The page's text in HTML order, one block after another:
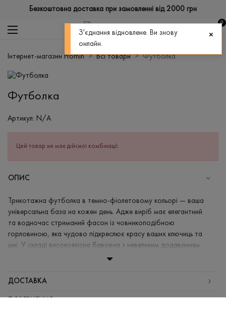
Безкоштовна доставка при замовленні від 2000 грн
0
Інтернет-магазин Promin Всі товари Футболка
Футболка
Артикул: N/A
Цей товар не має дійсної комбінації.
ОПИС
Трикотажна футболка в темно-фіолетовому кольорі — ваша
універсальна база на кожен день. Адже виріб має елегантний
та водночас стриманий фасон із човникоподібною
горловиною, яка чудово підкреслює красу ваших ключиць та
шиї. У складі високоякісна бавовна з невеликим додаванням
еластану, що надає виробу міцності та комфорту, адже
прання.
ДОСТАВКА
З'єднання відновлене. Ви знову
онлайн.